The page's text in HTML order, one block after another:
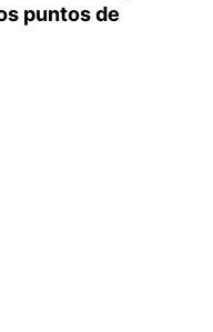
puntos de